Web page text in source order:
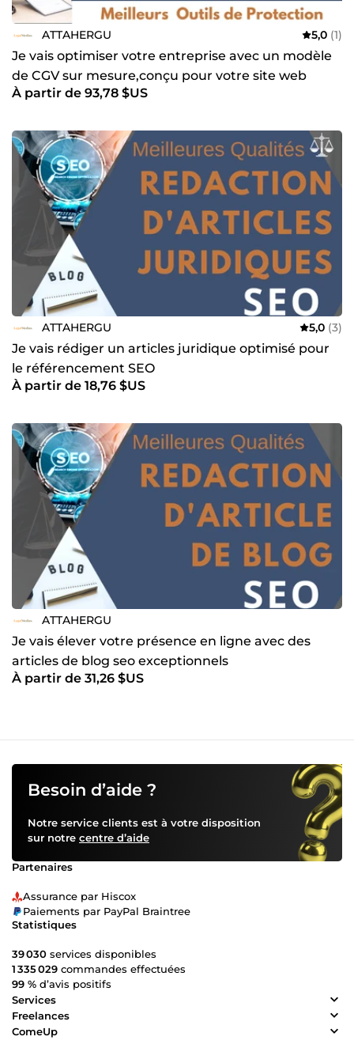
ATTAHERGU 5,0 (1)
Je vais optimiser votre entreprise avec un modèle
de CGV sur mesure,conçu pour votre site web
Condition
À partir de 93,78 $US
ATTAHERGU 5,0 (3)
Je vais rédiger un articles juridique optimisé pour
le référencement SEO
À partir de 18,76 $US
ATTAHERGU
Je vais élever votre présence en ligne avec des
articles de blog seo exceptionnels
À partir de 31,26 $US
Besoin d’aide ?
Notre service clients est à votre disposition
sur notre centre d’aide
Partenaires
Assurance par Hiscox
Paiements par PayPal Braintree
Statistiques
39 030 services disponibles
1 335 029 commandes effectuées
99 % d’avis positifs
Services
Freelances
ComeUp